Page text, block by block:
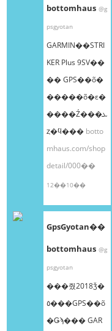
bottomhaus @g
psgyotan
GARMIN��STRI
KER Plus 9SV��
�� GPS��õ�
�����õ�ε�
����Ź���ܥ
ȥ�ϥ��� botto
mhaus.com/shop
detail/000��
12��10��
GpsGyotan��
bottomhaus @g
psgyotan
���줬2018ǯ�
٥���GPS��õ
�Ǥϡ��� GAR